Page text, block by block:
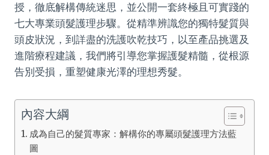
授，徹底解構傳統迷思，並公開一套終極且可實踐的
七大專業頭髮護理步驟。從精準辨識您的獨特髮質與
頭皮狀況，到詳盡的洗護吹乾技巧，以至產品挑選及
進階療程建議，我們將引導您掌握護髮精髓，從根源
告別受損，重塑健康光澤的理想秀髮。
內容大綱
成為自己的髮質專家：解構你的專屬頭髮護理方法藍
圖